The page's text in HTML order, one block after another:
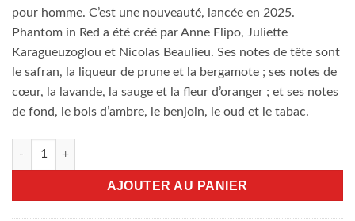
pour homme. C’est une nouveauté, lancée en 2025.
Phantom in Red a été créé par Anne Flipo, Juliette
Karagueuzoglou et Nicolas Beaulieu. Ses notes de tête sont
le safran, la liqueur de prune et la bergamote ; ses notes de
cœur, la lavande, la sauge et la fleur d’oranger ; et ses notes
de fond, le bois d’ambre, le benjoin, le oud et le tabac.
quantité de Rabanne Phantom In Red Elixir 100ml
AJOUTER AU PANIER